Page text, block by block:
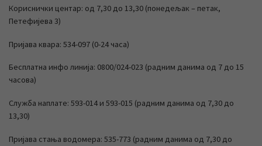
Кориснички центар: од 7,30 до 13,30 (понедељак – петак,
Петефијева 3)
Пријава квара: 534-097 (0-24 часа)
Бесплатна инфо линија: 0800/024-023 (радним данима од 7 до 15
часова)
Служба наплате: 593-014 и 593-015 (радним данима од 7,30 до
13,30)
Пријава стања водомера: 535-773 (радним данима од 7,30 до